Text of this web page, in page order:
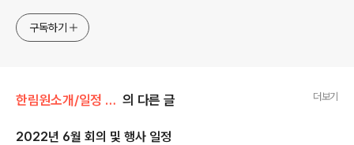
구독하기
한림원소개/일정 및 기관동정 의 다른 글 더보기
2022년 6월 회의 및 행사 일정